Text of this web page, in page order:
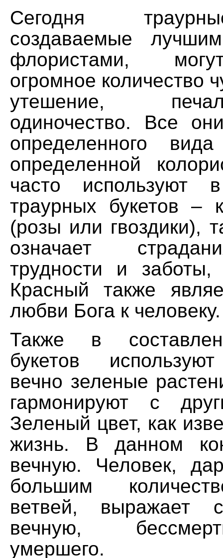
Сегодня
создаваемые
флористами,
огромное количество
утешение,
одиночество. Все
определенного
определенной
часто используют
траурных букетов –
(розы или гвоздики),
означает
трудности и заботы,
Красный также
любви Бога к человеку.
Также в
букетов
вечно зеленые
гармонируют с
Зеленый цвет, как
жизнь. В данном
вечную. Человек,
большим
ветвей, выражает
вечную,
умершего.